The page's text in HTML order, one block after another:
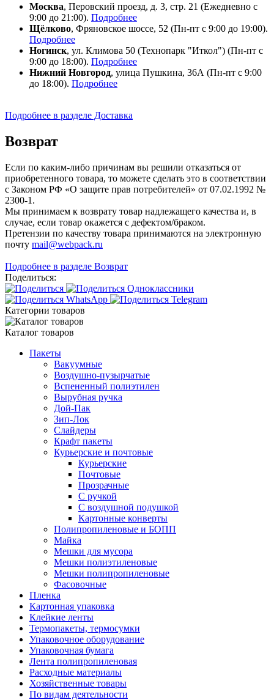
Москва, Перовский проезд, д. 3, стр. 21 (Ежедневно с
9:00 до 21:00). Подробнее
Щёлково, Фряновское шоссе, 52 (Пн-пт с 9:00 до 19:00).
Подробнее
Ногинск, ул. Климова 50 (​Технопарк "Иткол") (Пн-пт с
9:00 до 18:00). Подробнее
Нижний Новгород, улица Пушкина, 36А (Пн-пт с 9:00
до 18:00). Подробнее
Подробнее в разделе Доставка
Возврат
Если по каким-либо причинам вы решили отказаться от
приобретенного товара, то можете сделать это в соответствии
с Законом РФ «О защите прав потребителей» от 07.02.1992 №
2300-1.
Мы принимаем к возврату товар надлежащего качества и, в
случае, если товар окажется с дефектом/браком.
Претензии по качеству товара принимаются на электронную
почту mail@webpack.ru
Подробнее в разделе Возврат
Поделиться:
Категории товаров
Каталог товаров
Пакеты
Вакуумные
Воздушно-пузырчатые
Вспененный полиэтилен
Вырубная ручка
Дой-Пак
Зип-Лок
Слайдеры
Крафт пакеты
Курьерские и почтовые
Курьерские
Почтовые
Прозрачные
С ручкой
С воздушной подушкой
Картонные конверты
Полипропиленовые и БОПП
Майка
Мешки для мусора
Мешки полиэтиленовые
Мешки полипропиленовые
Фасовочные
Пленка
Картонная упаковка
Клейкие ленты
Термопакеты, термосумки
Упаковочное оборудование
Упаковочная бумага
Лента полипропиленовая
Расходные материалы
Хозяйственные товары
По видам деятельности